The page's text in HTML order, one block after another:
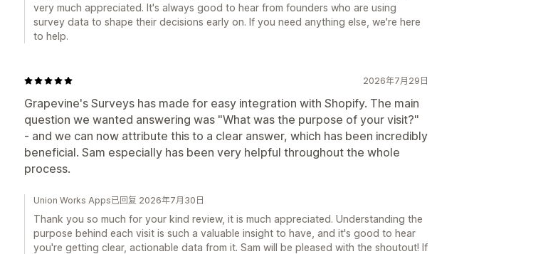
very much appreciated. It's always good to hear from founders who are using
survey data to shape their decisions early on. If you need anything else, we're here
to help.
2026年7月29日
Grapevine's Surveys has made for easy integration with Shopify. The main
question we wanted answering was "What was the purpose of your visit?"
- and we can now attribute this to a clear answer, which has been incredibly
beneficial. Sam especially has been very helpful throughout the whole
process.
Union Works Apps已回复 2026年7月30日
Thank you so much for your kind review, it is much appreciated. Understanding the
purpose behind each visit is such a valuable insight to have, and it's good to hear
you're getting clear, actionable data from it. Sam will be pleased with the shoutout! If